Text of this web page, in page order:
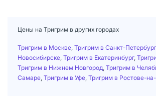
Цены на Тригрим в других городах
Тригрим в Москве Тригрим в Санкт-Петербург
Новосибирске Тригрим в Екатеринбург,
Тригрим в Нижнем Новгород Тригрим в
Самаре Тригрим в Уфе Тригрим в Ростове-